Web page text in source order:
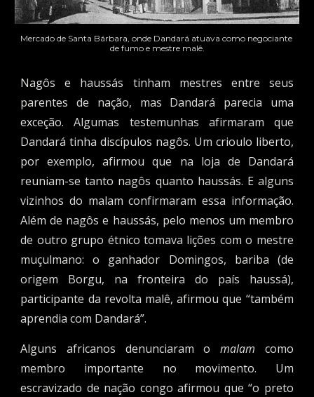
Mercado de Santa Bárbara, onde Dandará atuava como negociante
de fumo e mestre malê.
Nagôs e haussás tinham mestres entre seus
parentes de nação, mas Dandará parecia uma
exceção. Algumas testemunhas afirmaram que
Dandará tinha discípulos nagôs. Um crioulo liberto,
por exemplo, afirmou que na loja de Dandará
reuniam-se tanto nagôs quanto haussás. E alguns
vizinhos do malam confirmaram essa informação.
Além de nagôs e haussás, pelo menos um membro
de outro grupo étnico tomava lições com o mestre
muçulmano: o ganhador Domingos, bariba (de
origem Borgu, na fronteira do país haussá),
participante da revolta malê, afirmou que “também
aprendia com Dandará”.
Alguns africanos denunciaram o malam como
membro importante no movimento. Um
escravizado de nação congo afirmou que “o preto